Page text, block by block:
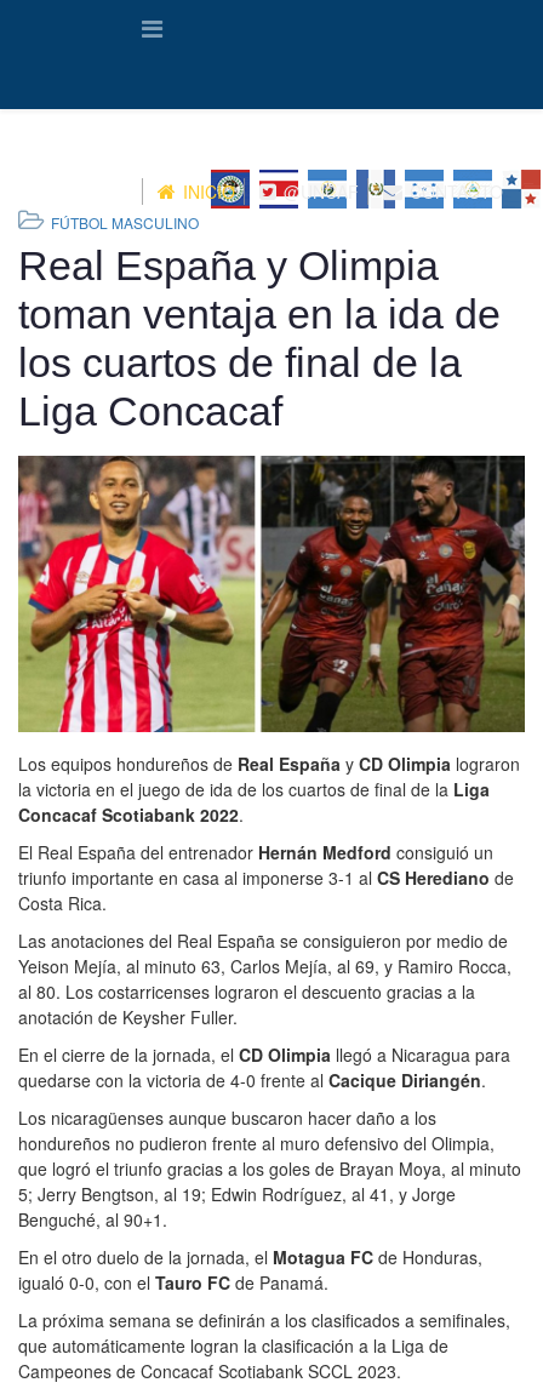
INICIO @UNCAF CONTACTO
FÚTBOL MASCULINO
Real España y Olimpia
toman ventaja en la ida de
los cuartos de final de la
Liga Concacaf
Los equipos hondureños de Real España y CD Olimpia lograron
la victoria en el juego de ida de los cuartos de final de la Liga
Concacaf Scotiabank 2022.
El Real España del entrenador Hernán Medford consiguió un
triunfo importante en casa al imponerse 3-1 al CS Herediano de
Costa Rica.
Las anotaciones del Real España se consiguieron por medio de
Yeison Mejía, al minuto 63, Carlos Mejía, al 69, y Ramiro Rocca,
al 80. Los costarricenses lograron el descuento gracias a la
anotación de Keysher Fuller.
En el cierre de la jornada, el CD Olimpia llegó a Nicaragua para
quedarse con la victoria de 4-0 frente al Cacique Diriangén.
Los nicaragüenses aunque buscaron hacer daño a los
hondureños no pudieron frente al muro defensivo del Olimpia,
que logró el triunfo gracias a los goles de Brayan Moya, al minuto
5; Jerry Bengtson, al 19; Edwin Rodríguez, al 41, y Jorge
Benguché, al 90+1.
En el otro duelo de la jornada, el Motagua FC de Honduras,
igualó 0-0, con el Tauro FC de Panamá.
La próxima semana se definirán a los clasificados a semifinales,
que automáticamente logran la clasificación a la Liga de
Campeones de Concacaf Scotiabank SCCL 2023.